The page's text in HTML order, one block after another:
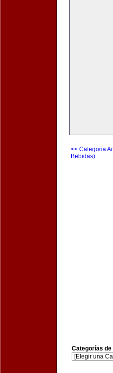
<< Categoria
Bebidas)
Categorías de